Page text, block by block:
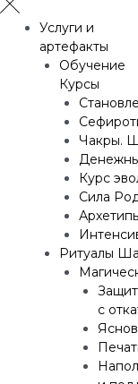
Услуги и
артефакты
Обучение
Курсы
Чакры.
Курс
Сила
Ритуалы
с